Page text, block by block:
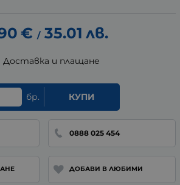
€ / 35.01 лв.
Доставка и плащане
бр. КУПИ
0888 025 454
ДОБАВИ В ЛЮБИМИ